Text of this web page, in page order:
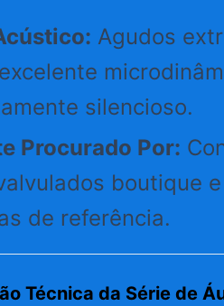
Agudos
silencioso.
Procurado Por:
boutique
de referência.
Técnica da Série de